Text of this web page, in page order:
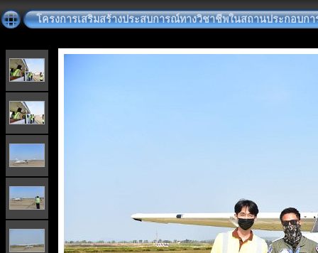
โครงการเสริมสร้างประสบการณ์ทางวิชาชีพในสถานประกอบก